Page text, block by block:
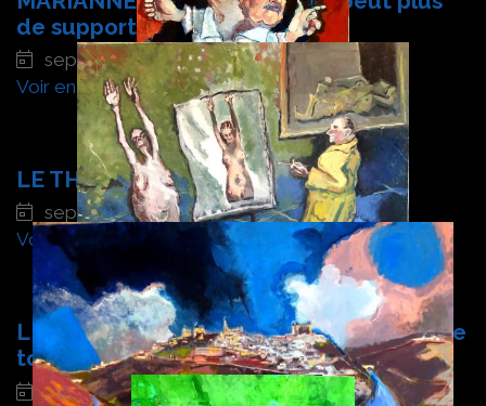
de supporter
septembre 2024
Voir en détail
LE THEATRE
septembre 2024
Voir en détail
LE MODELE ET SON PEINTRE. La peindre
toujours comme elle était
septembre 2024